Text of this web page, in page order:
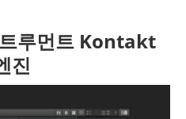
루먼트 Kontakt
진